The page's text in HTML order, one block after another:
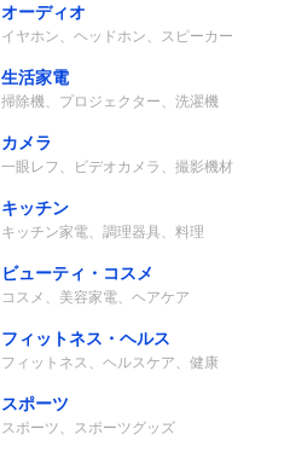
オーディオ
イヤホン、ヘッドホン、スピーカー
生活家電
掃除機、プロジェクター、洗濯機
カメラ
一眼レフ、ビデオカメラ、撮影機材
キッチン
キッチン家電、調理器具、料理
ビューティ・コスメ
コスメ、美容家電、ヘアケア
フィットネス・ヘルス
フィットネス、ヘルスケア、健康
スポーツ
スポーツ、スポーツグッズ